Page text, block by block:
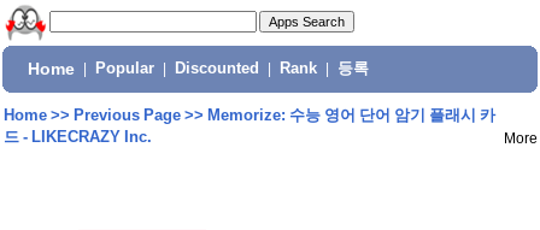
Home Popular Discounted Rank 등록
Home>> Previous Page>> Memorize: 수능 영어 단어 암기 플래시 카
드 - LIKECRAZY Inc.
More